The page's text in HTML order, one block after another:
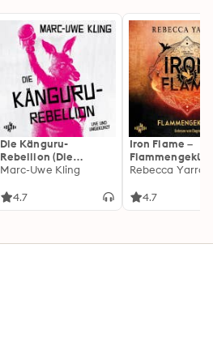
Die Känguru-
Rebellion (Die
Känguru-Werke 5)
Marc-Uwe Kling
4.7
Iron Flame –
heißersehnte
Rebecca Yarros
4.7